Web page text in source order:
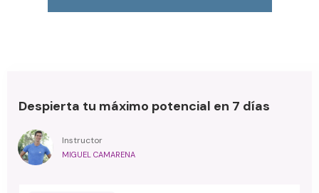
Despierta tu máximo potencial en 7 días
Instructor
MIGUEL CAMARENA